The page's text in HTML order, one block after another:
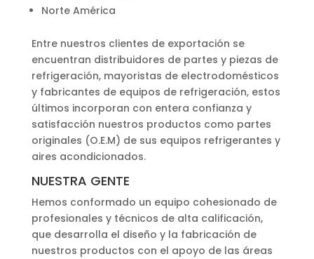
Norte América
Entre nuestros clientes de exportación se
encuentran distribuidores de partes y piezas de
refrigeración, mayoristas de electrodomésticos
y fabricantes de equipos de refrigeración, estos
últimos incorporan con entera confianza y
satisfacción nuestros productos como partes
originales (O.E.M) de sus equipos refrigerantes y
aires acondicionados.
NUESTRA GENTE
Hemos conformado un equipo cohesionado de
profesionales y técnicos de alta calificación,
que desarrolla el diseño y la fabricación de
nuestros productos con el apoyo de las áreas